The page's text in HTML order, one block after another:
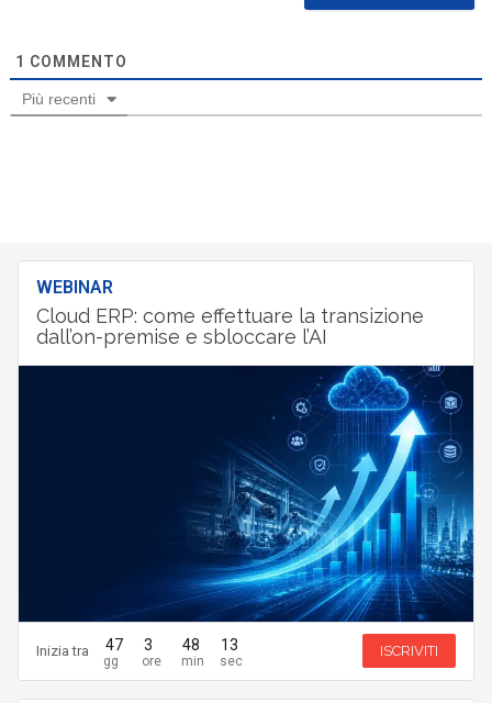
1 COMMENTO
Più recenti
WEBINAR
Cloud ERP: come effettuare la transizione
dall’on-premise e sbloccare l’AI
Inizia tra 47 3 48 12 ISCRIVITI